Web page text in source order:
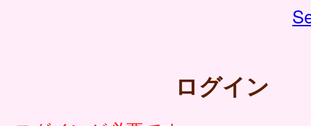
ログイン